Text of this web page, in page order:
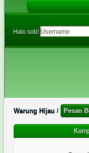
Halo sob!
Warung Hijau / Pesan